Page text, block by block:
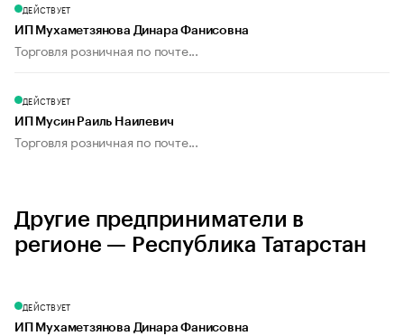
ДЕЙСТВУЕТ
ИП Мухаметзянова Динара Фанисовна
Торговля розничная по почте...
ДЕЙСТВУЕТ
ИП Мусин Раиль Наилевич
Торговля розничная по почте...
Другие предприниматели в
регионе — Республика Татарстан
ДЕЙСТВУЕТ
ИП Мухаметзянова Динара Фанисовна